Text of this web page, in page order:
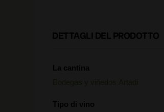
DETTAGLI DEL PRODOTTO
La cantina
Tipo di vino